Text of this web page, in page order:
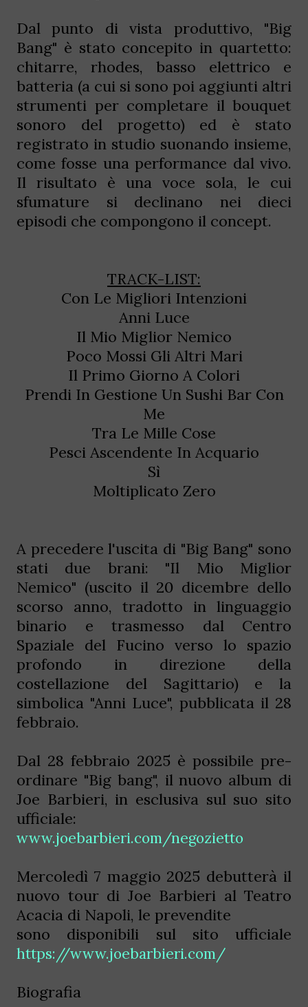
Dal punto di vista produttivo, "Big
Bang" è stato concepito in quartetto:
chitarre, rhodes, basso elettrico e
batteria (a cui si sono poi aggiunti altri
strumenti per completare il bouquet
sonoro del progetto) ed è stato
registrato in studio suonando insieme,
come fosse una performance dal vivo.
Il risultato è una voce sola, le cui
sfumature si declinano nei dieci
episodi che compongono il concept.
TRACK-LIST:
Con Le Migliori Intenzioni
Anni Luce
Il Mio Miglior Nemico
Poco Mossi Gli Altri Mari
Il Primo Giorno A Colori
Prendi In Gestione Un Sushi Bar Con
Me
Tra Le Mille Cose
Pesci Ascendente In Acquario
Sì
Moltiplicato Zero
A precedere l'uscita di "Big Bang" sono
stati due brani: "Il Mio Miglior
Nemico" (uscito il 20 dicembre dello
scorso anno, tradotto in linguaggio
binario e trasmesso dal Centro
Spaziale del Fucino verso lo spazio
profondo in direzione della
costellazione del Sagittario) e la
simbolica "Anni Luce", pubblicata il 28
febbraio.
Dal 28 febbraio 2025 è possibile pre-
ordinare "Big bang", il nuovo album di
Joe Barbieri, in esclusiva sul suo sito
ufficiale:
www.joebarbieri.com/negozietto
Mercoledì 7 maggio 2025 debutterà il
nuovo tour di Joe Barbieri al Teatro
Acacia di Napoli, le prevendite
sono disponibili sul sito ufficiale
https://www.joebarbieri.com/
Biografia